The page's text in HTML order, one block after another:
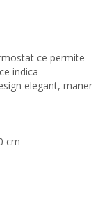
ce permite
indica
elegant, maner
cm